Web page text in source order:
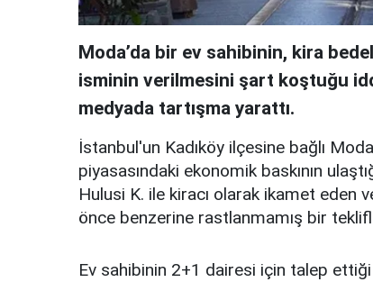
Moda’da bir ev sahibinin, kira
isminin verilmesini şart koştuğu
medyada tartışma yarattı.
İstanbul'un Kadıköy ilçesine bağlı
piyasasındaki ekonomik baskının
Hulusi K. ile kiracı olarak ikamet eden
önce benzerine rastlanmamış bir
Ev sahibinin 2+1 dairesi için talep